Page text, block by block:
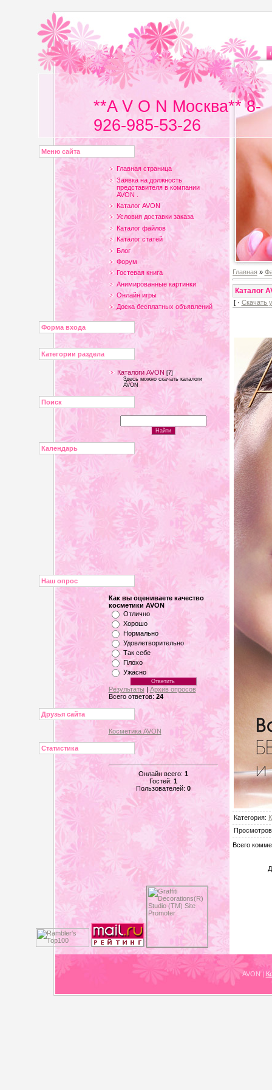
**A V O N Москва** 8-
926-985-53-26
Меню сайта
Главная страница
Заявка на должность
представителя в компании
AVON .
Каталог AVON
Условия доставки заказа
Каталог файлов
Каталог статей
Блог
Форум
Гостевая книга
Анимированные картинки
Онлайн игры
Доска бесплатных объявлений
Форма входа
Категории раздела
Каталоги AVON [7]
Здесь можно скачать каталоги
AVON
Поиск
Календарь
Наш опрос
Как вы оцениваете качество
косметики AVON
Отлично
Хорошо
Нормально
Удовлетворительно
Так себе
Плохо
Ужасно
Результаты
Архив опросов
Всего ответов: 24
Друзья сайта
Косметика AVON
Статистика
Онлайн всего: 1
Гостей: 1
Пользователей: 0
Главная»
Каталог
[ · Скачать
Категория:
Просмотров
Всего
AVON|